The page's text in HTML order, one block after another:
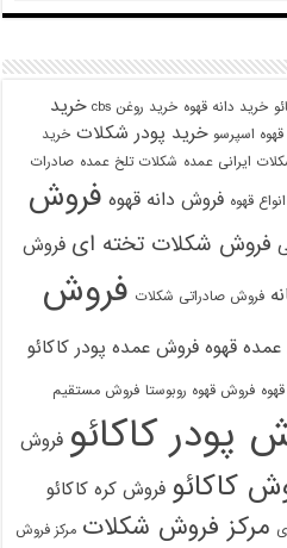
خرید دانه قهوه خرید روغن cbs
خرید
اسپرسو خرید پودر شکلات خرید
ایرانی عمده شکلات تلخ عمده صادرات
قهوه فروش دانه قهوه فروش
فروش شکلات تخته ای فروش
فروش صادراتی شکلات فروش
قهوه فروش عمده پودر کاکائو
فروش قهوه روبوستا فروش مستقیم
پودر کاکائو فروش
کاکائو فروش کره کاکائو
مرکز فروش شکلات مرکز فروش